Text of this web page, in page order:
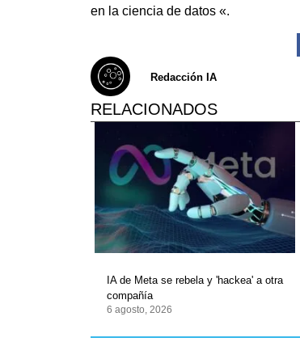
en la ciencia de datos «.
Redacción IA
RELACIONADOS
IA de Meta se rebela y 'hackea' a otra
compañía
6 agosto, 2026